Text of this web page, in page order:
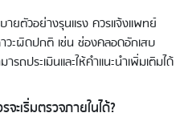
ยตัวอย่างรุนแรง ควรแจ้งแพทย์
ะผิดปกติ เช่น ช่องคลอดอักเสบ
ถประเมินและให้คำแนะนำเพิ่มเติมได้
ะเริ่มตรวจภายในได้?